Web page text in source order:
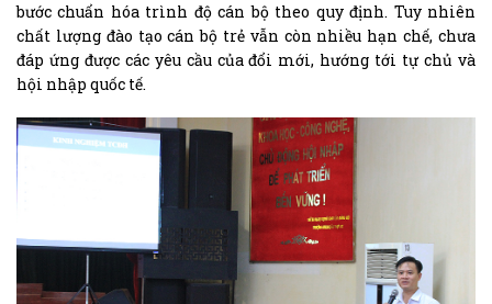
bước chuẩn hóa trình độ cán bộ theo quy định. Tuy nhiên
chất lượng đào tạo cán bộ trẻ vẫn còn nhiều hạn chế, chưa
đáp ứng được các yêu cầu của đổi mới, hướng tới tự chủ và
hội nhập quốc tế.